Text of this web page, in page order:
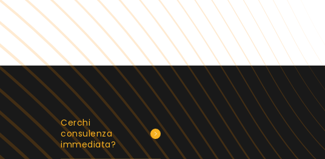
Cerchi
consulenza
immediata?